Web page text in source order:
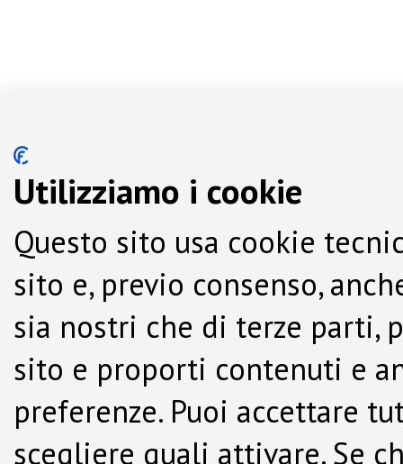
Utilizziamo i cookie
Questo sito usa cookie
sito e, previo consenso,
sia nostri che di terze parti,
sito e proporti contenuti e
preferenze. Puoi accettare
scegliere quali attivare. Se